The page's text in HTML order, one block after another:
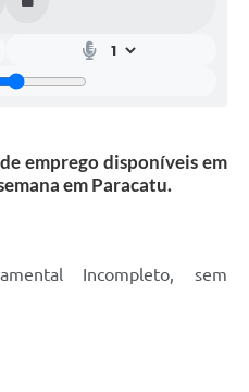
emprego disponíveis em
em Paracatu.
Incompleto, sem